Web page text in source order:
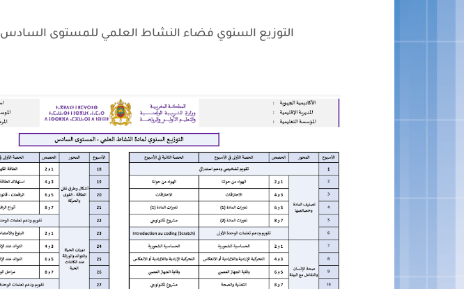
التوزيع السنوي فضاء النشاط العلمي للمستوى السادس 2023 2024